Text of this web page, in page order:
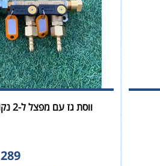
ווסת גז עם מפצל ל-2 נקודות גז לחיבור מיכל גז
289